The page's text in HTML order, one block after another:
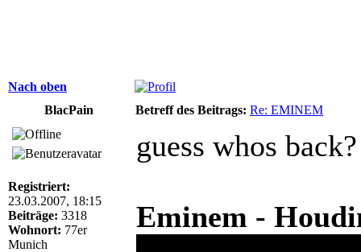
Nach oben
BlacPain
Betreff des Beitrags: Re: EMINEM
Registriert:
23.03.2007, 18:15
Beiträge: 3318
Wohnort: 77er
Munich
guess whos
Eminem -